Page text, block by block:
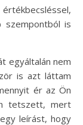
szempontból is
egyáltalán nem
is azt láttam
ér az Ön
tetszett, mert
leírást, hogy